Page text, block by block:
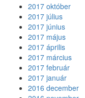
2017 október
2017 július
2017 június
2017 május
2017 április
2017 március
2017 február
2017 január
2016 december